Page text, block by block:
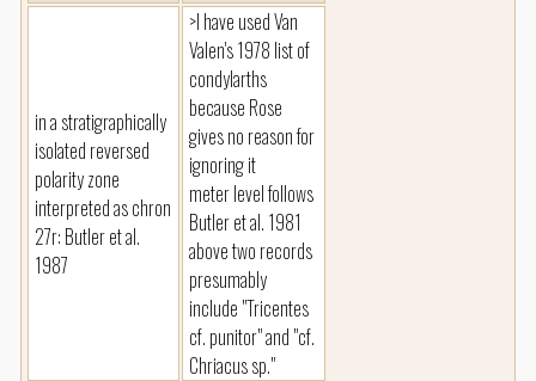
in a stratigraphically
isolated reversed
polarity zone
interpreted as chron
27r: Butler et al.
1987
>I have used Van
Valen's 1978 list of
condylarths
because Rose
gives no reason for
ignoring it
meter level follows
Butler et al. 1981
above two records
presumably
include "Tricentes
cf. punitor" and "cf.
Chriacus sp."